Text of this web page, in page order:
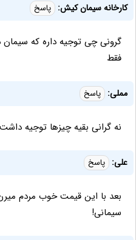
کارخانه سیمان کیش: پاسخ
گرونی چی توجیه داره که
فقط
مملی: پاسخ
نه گرانی بقیه چیزها توجیه داشت
علی: پاسخ
بعد با این قیمت خوب مردم
سیمانی!